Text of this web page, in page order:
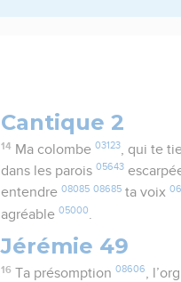
Cantique 2
14 Ma colombe 03123, qui te
dans les parois05643
entendre08085 08685 ta voix
agréable05000
Jérémie 49
16 Ta présomption 08606,